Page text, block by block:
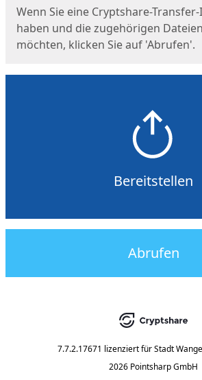
Wenn Sie eine Cryptshare-
haben und die zugehörigen
möchten, klicken Sie auf 'Abrufen'.
Bereitstellen
Abrufen
7.7.2.17671 lizenziert für Stadt
2026 Pointsharp GmbH